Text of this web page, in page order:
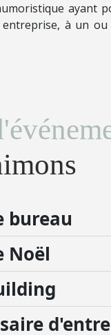
ayant
à un
bureau
Noël